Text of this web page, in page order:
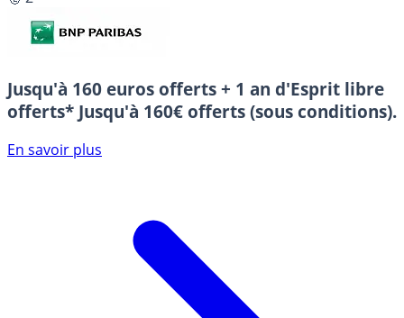
Jusqu'à 160 euros offerts + 1 an d'Esprit libre
offerts* Jusqu'à 160€ offerts (sous conditions).
En savoir plus